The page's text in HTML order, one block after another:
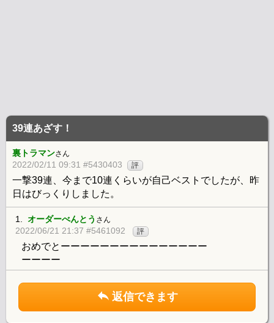
39連あざす！
裏トラマンさん
2022/02/11 09:31 #5430403 評
一撃39連、今まで10連くらいが自己ベストでしたが、昨
日はびっくりしました。
1. オーダーべんとう さん
2022/06/21 21:37 #5461092 評
おめでとーーーーーーーーーーーーーーー
ーーーー
返信できます